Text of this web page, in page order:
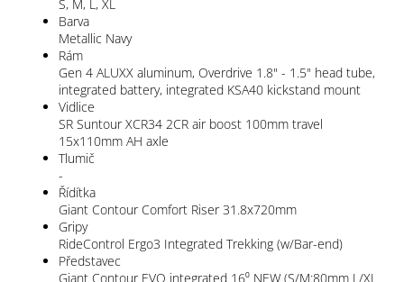
S, M, L, XL
Barva
Metallic Navy
Rám
Gen 4 ALUXX aluminum, Overdrive 1.8" - 1.5" head tube,
integrated battery, integrated KSA40 kickstand mount
Vidlice
SR Suntour XCR34 2CR air boost 100mm travel
15x110mm AH axle
Tlumič
-
Řídítka
Giant Contour Comfort Riser 31.8x720mm
Gripy
RideControl Ergo3 Integrated Trekking (w/Bar-end)
Představec
Giant Contour EVO integrated 16⁰ NEW (S/M:80mm L/XL